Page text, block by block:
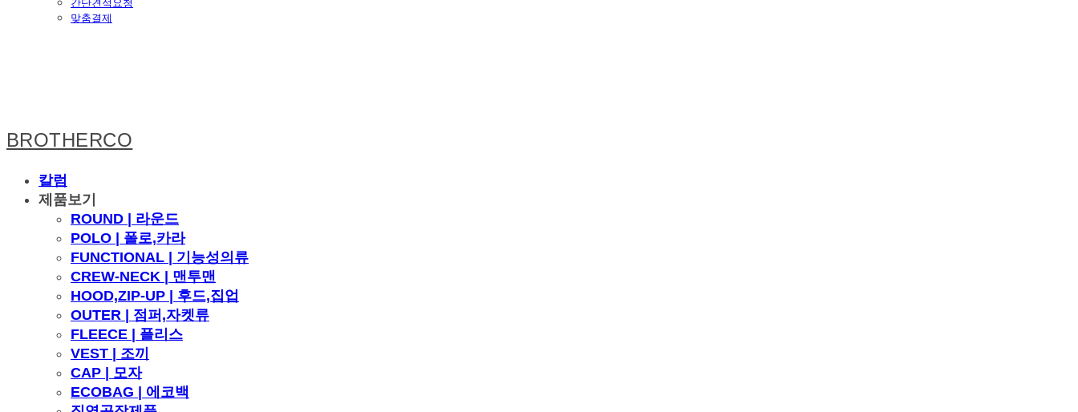
맞춤결제
BROTHERCO
칼럼
제품보기
ROUND | 라운드
POLO | 폴로,카라
FUNCTIONAL | 기능성의류
CREW-NECK | 맨투맨
HOOD,ZIP-UP | 후드,집업
OUTER | 점퍼,자켓류
FLEECE | 플리스
VEST | 조끼
CAP | 모자
ECOBAG | 에코백